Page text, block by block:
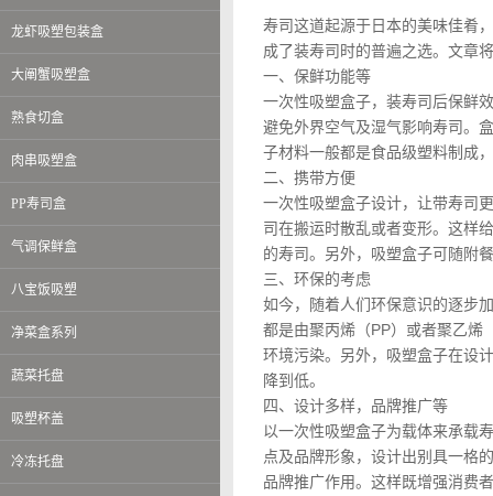
龙虾吸塑包装盒
大阐蟹吸塑盒
熟食切盒
肉串吸塑盒
PP寿司盒
气调保鲜盒
八宝饭吸塑
净菜盒系列
蔬菜托盘
吸塑杯盖
冷冻托盘
寿司这道起源于日本的美味佳肴
成了装寿司时的普遍之选。文章
一、保鲜功能等
一次性吸塑盒子，装寿司后保鲜
避免外界空气及湿气影响寿司。
子材料一般都是食品级塑料制成
二、携带方便
一次性吸塑盒子设计，让带寿司
司在搬运时散乱或者变形。这样
的寿司。另外，吸塑盒子可随附
三、环保的考虑
如今，随着人们环保意识的逐步
都是由聚丙烯（PP）或者聚乙烯
环境污染。另外，吸塑盒子在设
降到低。
四、设计多样，品牌推广等
以一次性吸塑盒子为载体来承载
点及品牌形象，设计出别具一格
品牌推广作用。这样既增强消费